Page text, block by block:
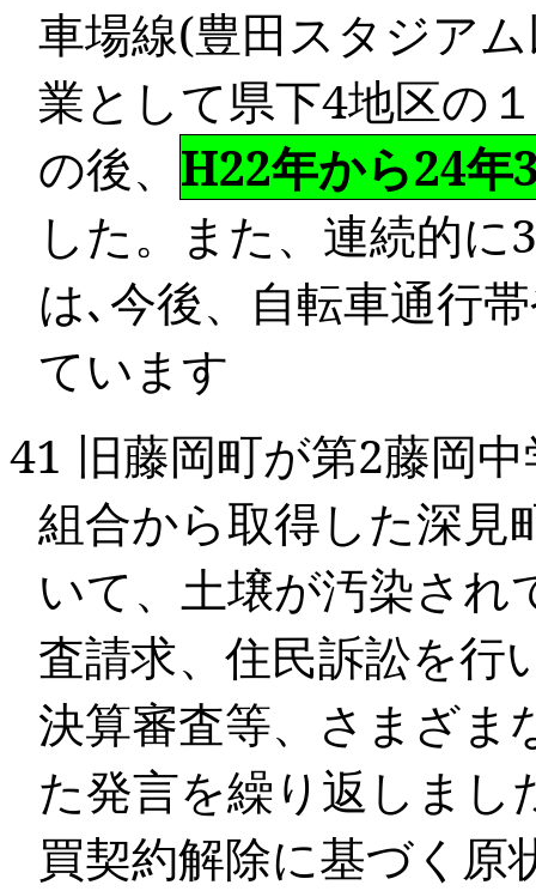
車場線(豊田スタジア
業として県下4地区の
の後、 H22年から24年
した。また、連続的に
は､今後、自転車通行
ています
41 旧藤岡町が第2藤岡
組合から取得した深見
いて、土壌が汚染さ
査請求、住民訴訟を行
決算審査等、さまざま
た発言を繰り返しまし
買契約解除に基づく原